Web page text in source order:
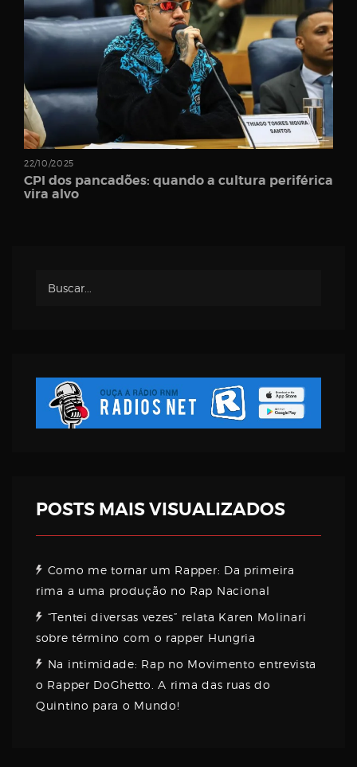
Password
Remember
Register
Email
22/10/2025
CPI dos pancadões: quando a cultura periférica
vira alvo
POSTS MAIS VISUALIZADOS
Como me tornar um Rapper: Da primeira
rima a uma produção no Rap Nacional
“Tentei diversas vezes” relata Karen Molinari
sobre término com o rapper Hungria
Na intimidade: Rap no Movimento entrevista
o Rapper DoGhetto. A rima das ruas do
Quintino para o Mundo!